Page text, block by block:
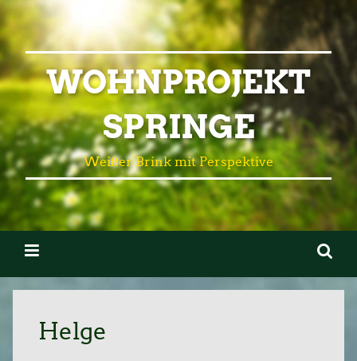
WOHNPROJEKT
SPRINGE
Weißer Brink mit Perspektive
Helge